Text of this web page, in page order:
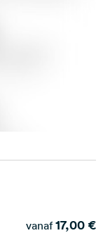
vanaf 17,00 €